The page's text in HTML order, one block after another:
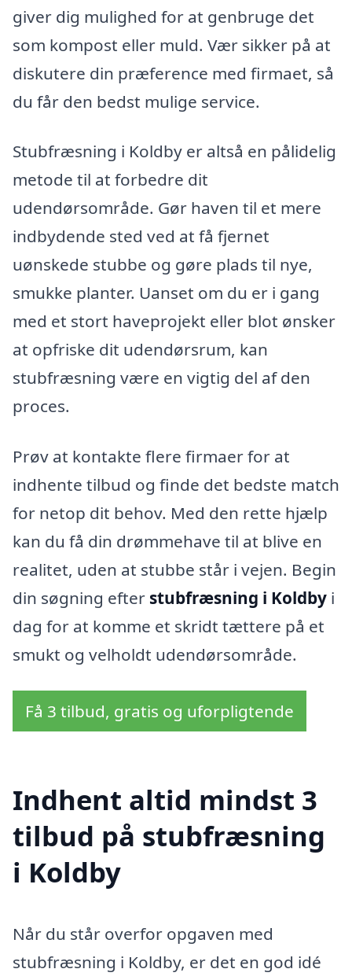
giver dig mulighed for at genbruge det
som kompost eller muld. Vær sikker på at
diskutere din præference med firmaet, så
du får den bedst mulige service.
Stubfræsning i Koldby er altså en pålidelig
metode til at forbedre dit
udendørsområde. Gør haven til et mere
indbydende sted ved at få fjernet
uønskede stubbe og gøre plads til nye,
smukke planter. Uanset om du er i gang
med et stort haveprojekt eller blot ønsker
at opfriske dit udendørsrum, kan
stubfræsning være en vigtig del af den
proces.
Prøv at kontakte flere firmaer for at
indhente tilbud og finde det bedste match
for netop dit behov. Med den rette hjælp
kan du få din drømmehave til at blive en
realitet, uden at stubbe står i vejen. Begin
din søgning efter stubfræsning i Koldby i
dag for at komme et skridt tættere på et
smukt og velholdt udendørsområde.
Få 3 tilbud, gratis og uforpligtende
Indhent altid mindst 3
tilbud på stubfræsning
i Koldby
Når du står overfor opgaven med
stubfræsning i Koldby, er det en god idé